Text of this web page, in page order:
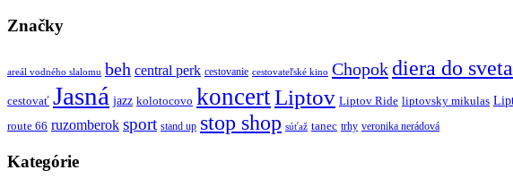
Značky
areál vodného slalomu beh central perk cestovanie cestovateľské kino Chopokdiera do sveta
cestovať Jasná jazz kolotocovo koncertLiptov Liptov Ride liptovsky mikulas
route 66 ruzomberok sport stand up stop shop súťaž tanec trhy veronika nerádová
Kategórie